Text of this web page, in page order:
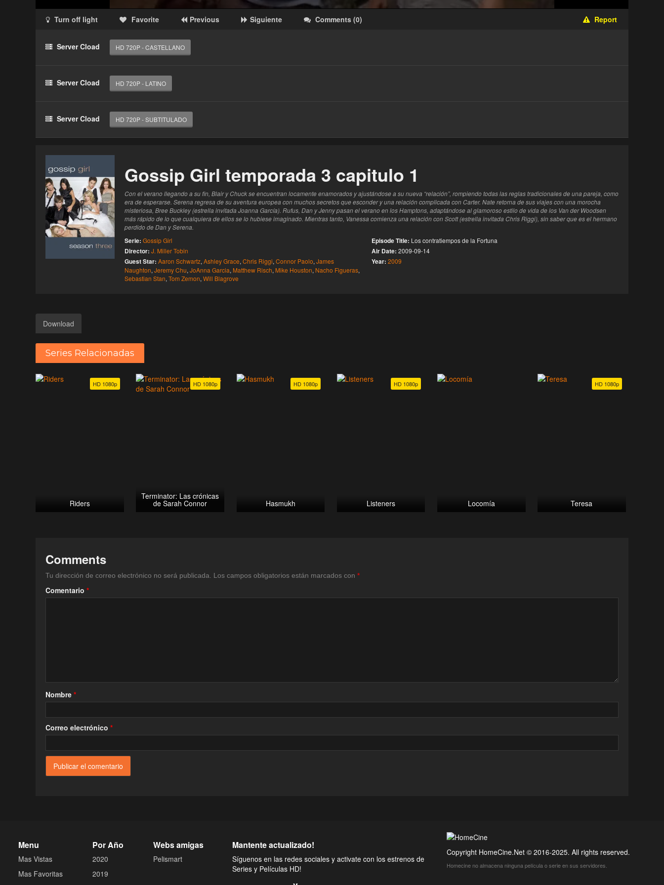
Acceso Requerido
Haz clic 3 veces en el botón para desbloquear este
Clic 1 - Abrir primer enlace
Clics: 0/3
El acceso expira en 1 hora
Turn off light Favorite Previous Siguiente Comments (0) Report
Server Cload HD 720P - CASTELLANO
Server Cload HD 720P - LATINO
Server Cload HD 720P - SUBTITULADO
Gossip Girl temporada 3 capitulo 1
Con el verano llegando a su fin, Blair y Chuck se encuentran locamente enamorados y ajustándose a su nueva “relación”, rompiendo todas las reglas tradicionales de una pareja, como
era de esperarse. Serena regresa de su aventura europea con muchos secretos que esconder y una relación complicada con Carter. Nate retorna de sus viajes con una morocha
misteriosa, Bree Buckley (estrella invitada Joanna García). Rufus, Dan y Jenny pasan el verano en los Hamptons, adaptándose al glamoroso estilo de vida de los Van der Woodsen
más rápido de lo que cualquiera de ellos se lo hubiese imaginado. Mientras tanto, Vanessa comienza una relación con Scott (estrella invitada Chris Riggi), sin saber que es el hermano
perdido de Dan y Serena.
Serie: Gossip Girl
Director: J. Miller Tobin
Guest Star: Aaron Schwartz, Ashley Grace, Chris Riggi, Connor Paolo, James
Naughton, Jeremy Chu, JoAnna Garcia, Matthew Risch, Mike Houston, Nacho Figueras,
Sebastian Stan, Tom Zemon, Will Blagrove
Episode Title: Los contratiempos de la Fortuna
Air Date: 2009-09-14
Year: 2009
Download
Series Relacionadas
HD 1080p
Riders
HD 1080p
Terminator: Las crónicas
de Sarah Connor
HD 1080p
Hasmukh
HD 1080p
Listeners Locomía
HD 1080p
Teresa
Comments
Tu dirección de correo electrónico no será publicada. Los campos obligatorios están marcados con *
Comentario *
Nombre *
Correo electrónico *
Menu
Mas Vistas
Mas Favoritas
Por Año
2020
2019
Webs amigas
Pelismart
Mantente actualizado!
Síguenos en las redes sociales y activate con los estrenos de
Series y Películas HD!
Copyright HomeCine.Net © 2016-2025. All rights reserved.
Homecine no almacena ninguna película o serie en sus servidores.